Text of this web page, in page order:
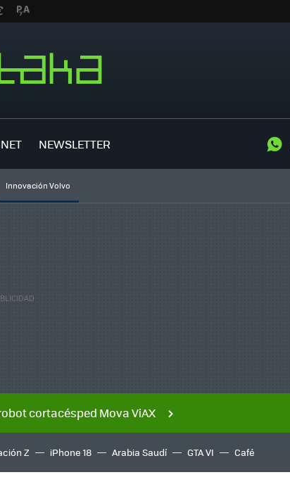
NEWSLETTER
Innovación Volvo
cortacésped Mova ViAX
Z iPhone 18 Arabia Saudí GTA VI Café